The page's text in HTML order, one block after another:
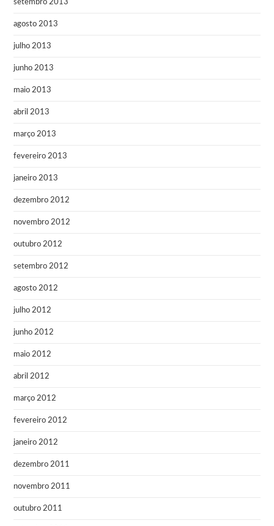
setembro 2013
agosto 2013
julho 2013
junho 2013
maio 2013
abril 2013
março 2013
fevereiro 2013
janeiro 2013
dezembro 2012
novembro 2012
outubro 2012
setembro 2012
agosto 2012
julho 2012
junho 2012
maio 2012
abril 2012
março 2012
fevereiro 2012
janeiro 2012
dezembro 2011
novembro 2011
outubro 2011